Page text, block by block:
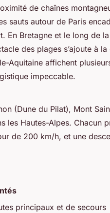
de chaînes
sauts autour de Paris
En Bretagne et le long de
des plages s’ajoute à la
Aquitaine affichent
impeccable.
(Dune du Pilat), Mont
les Hautes-Alpes. Chacun
de 200 km/h, et une
principaux et de secours